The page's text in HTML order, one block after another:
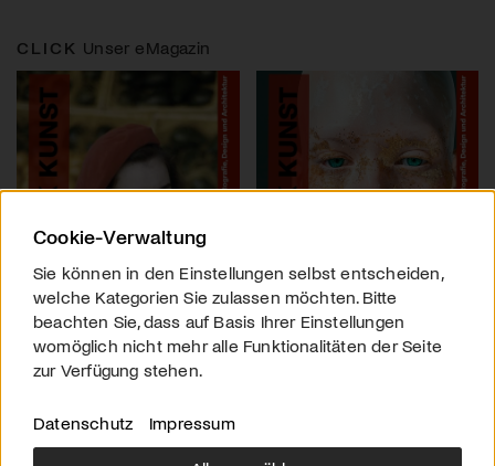
CLICK Unser eMagazin
Cookie-Verwaltung
Sie können in den Einstellungen selbst entscheiden,
welche Kategorien Sie zulassen möchten. Bitte
beachten Sie, dass auf Basis Ihrer Einstellungen
womöglich nicht mehr alle Funktionalitäten der Seite
zur Verfügung stehen.
Datenschutz Impressum